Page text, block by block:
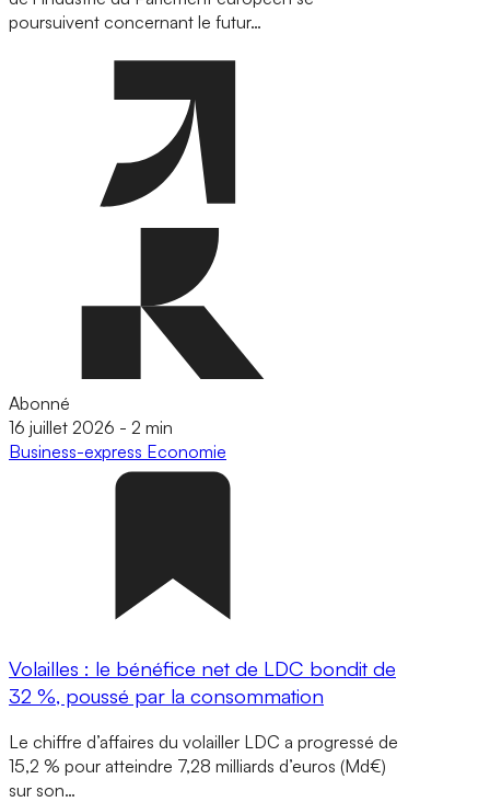
poursuivent concernant le futur…
Abonné
16 juillet 2026 - 2 min
Business-express Economie
Volailles : le bénéfice net de LDC bondit de
32 %, poussé par la consommation
Le chiffre d’affaires du volailler LDC a progressé de
15,2 % pour atteindre 7,28 milliards d’euros (Md€)
sur son…